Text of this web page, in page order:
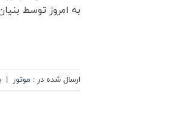
به امروز توسط
ارسال شده در : موتور |